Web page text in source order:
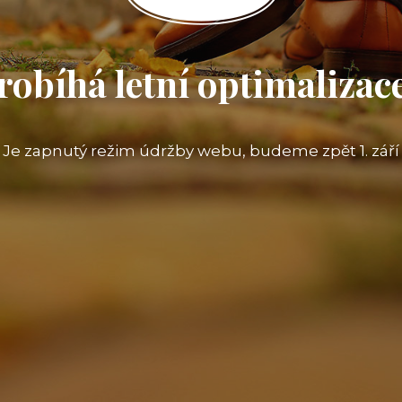
letní
Je zapnutý režim údržby webu, budeme zpět 1. září